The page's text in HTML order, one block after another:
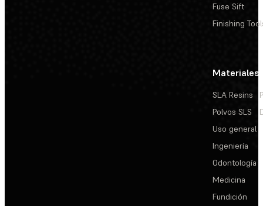
Fuse Sift
Finishing
Materiales
SLA Resins
Polvos SLS
Uso general
Ingeniería
Odontología
Medicina
Fundición